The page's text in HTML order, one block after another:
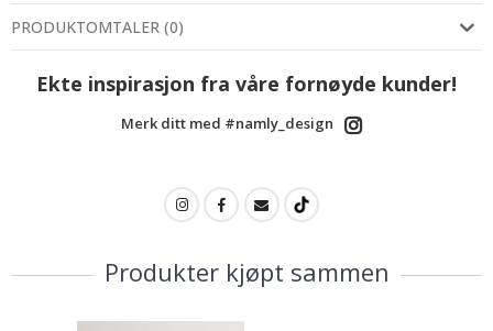
PRODUKTOMTALER (0)
Ekte inspirasjon fra våre fornøyde kunder!
Merk ditt med #namly_design
Produkter kjøpt sammen